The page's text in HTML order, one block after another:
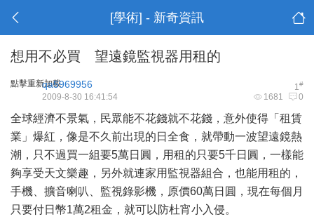
[學術] - 新奇資訊
想用不必買 望遠鏡監視器用租的
點擊重新加載 1#
qa5969956
1681 0
2009-8-30 16:41:54
全球經濟不景氣，民眾能不花錢就不花錢，意外使得「租賃
業」爆紅，像是不久前出現的日全食，就帶動一波望遠鏡熱
潮，只不過買一組要5萬日圓，用租的只要5千日圓，一樣能
夠享受天文樂趣，另外就連家用監視器組合，也能用租的，
手機、擴音喇叭、監視錄影機，原價60萬日圓，現在每個月
只要付日幣1萬2租金，就可以防杜宵小入侵。